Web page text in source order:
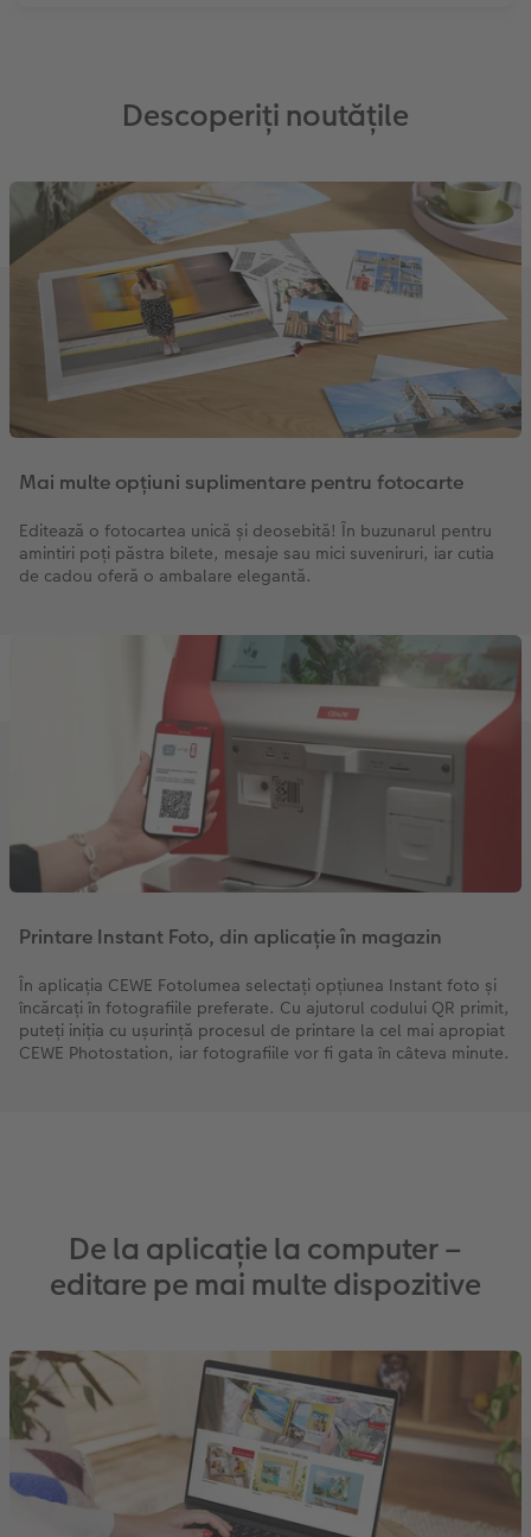
Descoperiți noutățile
Mai multe opțiuni suplimentare pentru fotocarte
Editează o fotocartea unică și deosebită! În buzunarul pentru
amintiri poți păstra bilete, mesaje sau mici suveniruri, iar cutia
de cadou oferă o ambalare elegantă.
Printare Instant Foto, din aplicație în magazin
În aplicația CEWE Fotolumea selectați opțiunea Instant foto și
încărcați în fotografiile preferate. Cu ajutorul codului QR primit,
puteți iniția cu ușurință procesul de printare la cel mai apropiat
CEWE Photostation, iar fotografiile vor fi gata în câteva minute.
De la aplicație la computer –
editare pe mai multe dispozitive